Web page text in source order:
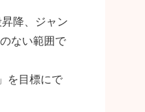
降、ジャン
ない範囲で
を目標にで